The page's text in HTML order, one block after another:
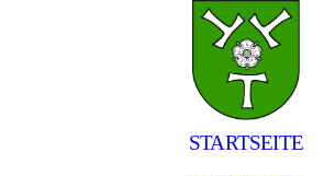
STARTSEITE